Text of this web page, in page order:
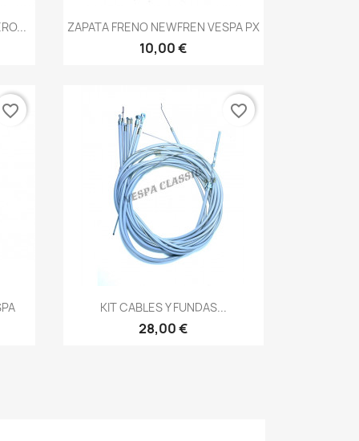
Vista rápida
ZAPATA FRENO NEWFREN VESPA PX
10,00 €
favorite_border
Vista rápida
KIT CABLES Y FUNDAS...
28,00 €
favorite_border